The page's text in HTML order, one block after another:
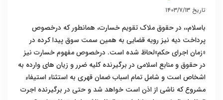
تاریخ ۱۴۰۳/۷/۱۳
باسلام،، در حقوق ملاک تقویم خسارت، همانطور که درخصوص
پرداخت دیه نیز رویه قضایی به همین سمت سوق پیدا کرده در
«زمان اجرای حکم»لحاظ شده است. درخصوص مفهوم خسارت نیز
در حقوق و منابع اسلامی در برگیرنده کلیه ضرر و زیان های وارده به
اشخاص است و شامل تمام اسباب ضمان قهری به استثناء استیفاء
مشروع که ناشی از اذن است خواهد شد و حتی در برگیرنده اجرت